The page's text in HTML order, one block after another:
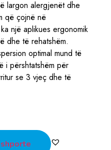
largon alergjenët dhe
që çojnë në
ka një aplikues ergonomik
dhe të rehatshëm.
optimal mund të
i përshtatshëm për
se 3 vjeç dhe të